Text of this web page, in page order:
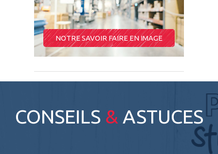
NOTRE SAVOIR FAIRE EN IMAGE
CONSEILS & ASTUCES